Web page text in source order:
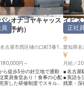
シオナゴヤキャッス
泊予約）
員
円～
ら徒歩5分の好立地で通勤
業員食堂あり！食事の心配
実した研修制度でスキルア
イビス
（宿泊
正社員
愛知県名
月給／
■ 名古屋
■ 英語を
残業・